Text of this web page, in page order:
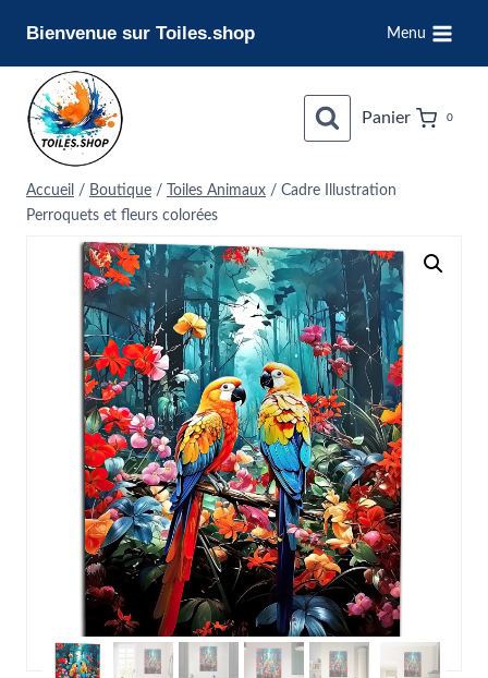
contenu
Bienvenue sur Toiles.shop Menu
Panier 0
Accueil / Boutique / Toiles Animaux / Cadre Illustration
Perroquets et fleurs colorées